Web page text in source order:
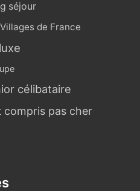
séjour
Villages de France
célibataire
compris pas cher